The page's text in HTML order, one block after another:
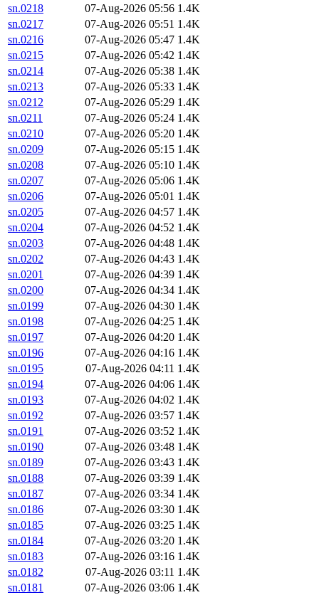
sn.0218
07-Aug-2026 05:56 1.4K
sn.0217
07-Aug-2026 05:51 1.4K
sn.0216
07-Aug-2026 05:47 1.4K
sn.0215
07-Aug-2026 05:42 1.4K
sn.0214
07-Aug-2026 05:38 1.4K
sn.0213
07-Aug-2026 05:33 1.4K
sn.0212
07-Aug-2026 05:29 1.4K
sn.0211
07-Aug-2026 05:24 1.4K
sn.0210
07-Aug-2026 05:20 1.4K
sn.0209
07-Aug-2026 05:15 1.4K
sn.0208
07-Aug-2026 05:10 1.4K
sn.0207
07-Aug-2026 05:06 1.4K
sn.0206
07-Aug-2026 05:01 1.4K
sn.0205
07-Aug-2026 04:57 1.4K
sn.0204
07-Aug-2026 04:52 1.4K
sn.0203
07-Aug-2026 04:48 1.4K
sn.0202
07-Aug-2026 04:43 1.4K
sn.0201
07-Aug-2026 04:39 1.4K
sn.0200
07-Aug-2026 04:34 1.4K
sn.0199
07-Aug-2026 04:30 1.4K
sn.0198
07-Aug-2026 04:25 1.4K
sn.0197
07-Aug-2026 04:20 1.4K
sn.0196
07-Aug-2026 04:16 1.4K
sn.0195
07-Aug-2026 04:11 1.4K
sn.0194
07-Aug-2026 04:06 1.4K
sn.0193
07-Aug-2026 04:02 1.4K
sn.0192
07-Aug-2026 03:57 1.4K
sn.0191
07-Aug-2026 03:52 1.4K
sn.0190
07-Aug-2026 03:48 1.4K
sn.0189
07-Aug-2026 03:43 1.4K
sn.0188
07-Aug-2026 03:39 1.4K
sn.0187
07-Aug-2026 03:34 1.4K
sn.0186
07-Aug-2026 03:30 1.4K
sn.0185
07-Aug-2026 03:25 1.4K
sn.0184
07-Aug-2026 03:20 1.4K
sn.0183
07-Aug-2026 03:16 1.4K
sn.0182
07-Aug-2026 03:11 1.4K
sn.0181
07-Aug-2026 03:06 1.4K